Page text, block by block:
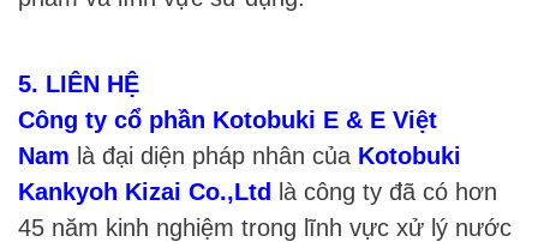
5. LIÊN HỆ
Công ty cổ phần Kotobuki E & E Việt
Nam là đại diện pháp nhân của Kotobuki
Kankyoh Kizai Co.,Ltd là công ty đã có hơn
45 năm kinh nghiệm trong lĩnh vực xử lý nước